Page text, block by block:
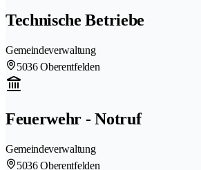
Technische Betriebe
Gemeindeverwaltung
5036 Oberentfelden
Feuerwehr - Notruf
Gemeindeverwaltung
5036 Oberentfelden